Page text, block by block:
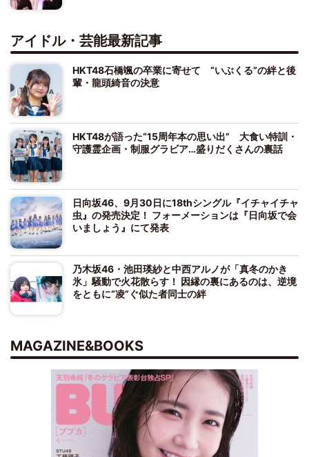
アイドル・芸能最新記事
HKT48石橋颯の卒業に寄せて “いぶくる”の絆と後
輩・龍頭綺音の決意
HKT48が語った“15周年本の思い出” 大食い特訓・
守護霊企画・制服グラビア…盛りだくさんの裏話
日向坂46、9月30日に18thシングル『イチャイチャ
虫』の発売決定！ フォーメーションは『日向坂で会
いましょう』にて発表
乃木坂46・池田瑛紗と中西アルノが「真冬のかき
氷」騒動で火花散らす！ 因縁の裏にあるのは、逆境
をともに“凌”ぐ似た者同士の絆
MAGAZINE&BOOKS